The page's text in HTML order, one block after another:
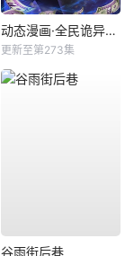
动态漫画·全民诡异：开局掌握零元购
更新至第273集
谷雨街后巷